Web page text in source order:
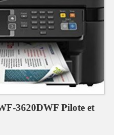
3620DWF Pilote et